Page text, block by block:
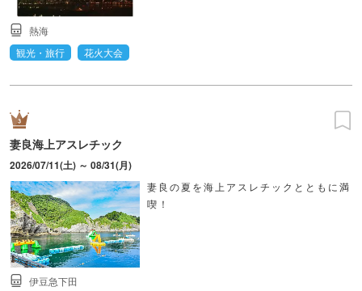
熱海
観光・旅行
花火大会
妻良海上アスレチック
2026/07/11(土) ～ 08/31(月)
妻良の夏を海上アスレチックとともに満
喫！
伊豆急下田